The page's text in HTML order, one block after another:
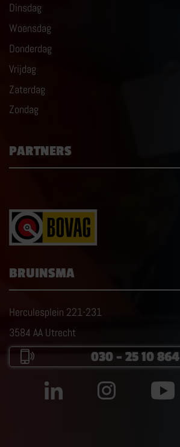
Dinsdag
Woensdag
Donderdag
Vrijdag
Zaterdag
Zondag
PARTNERS
BRUINSMA
Herculesplein 221-231
3584 AA Utrecht
030 – 25 10 864